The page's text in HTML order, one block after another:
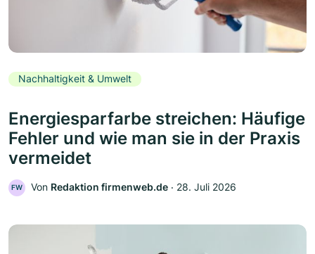
Nachhaltigkeit & Umwelt
Energiesparfarbe streichen: Häufige
Fehler und wie man sie in der Praxis
vermeidet
FW Von Redaktion firmenweb.de ‧ 28. Juli 2026